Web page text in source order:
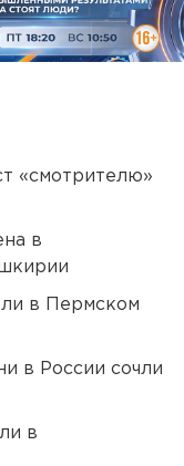
«смотрителю»
в
в Пермском
в России сочли
в